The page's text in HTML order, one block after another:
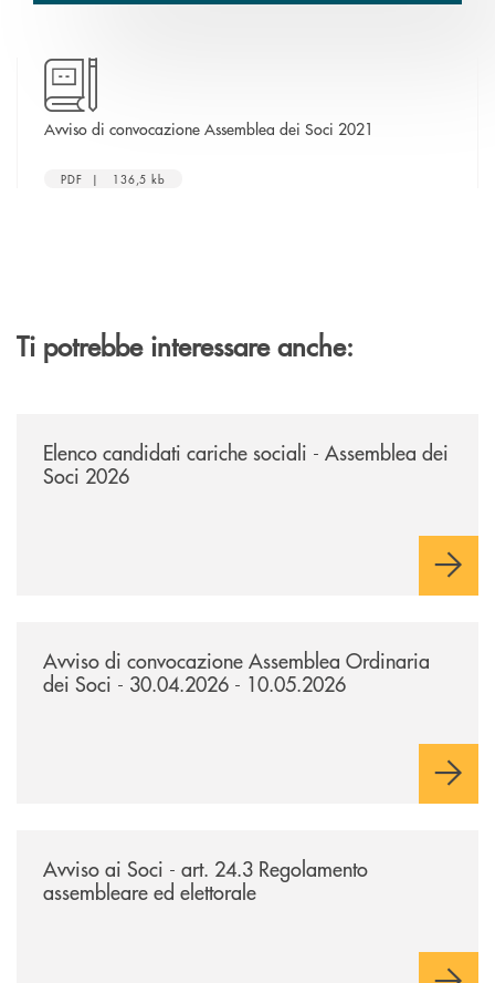
Avviso di convocazione Assemblea dei Soci 2021
PDF | 136,5 kb
Ti potrebbe interessare anche:
Elenco candidati cariche sociali - Assemblea dei
Soci 2026
Avviso di convocazione Assemblea Ordinaria
dei Soci - 30.04.2026 - 10.05.2026
Avviso ai Soci - art. 24.3 Regolamento
assembleare ed elettorale